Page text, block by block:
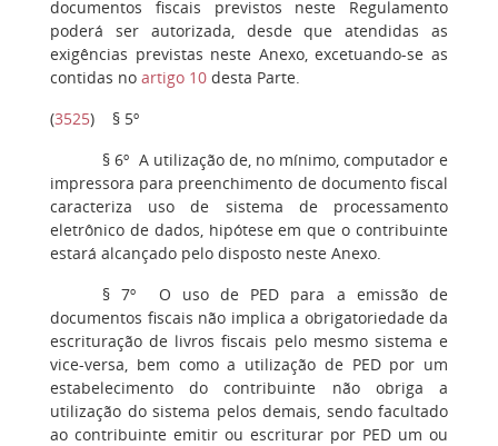
documentos fiscais previstos neste Regulamento
poderá ser autorizada, desde que atendidas as
exigências previstas neste Anexo, excetuando-se as
contidas no artigo 10 desta Parte.
(3525) § 5º
§ 6º A utilização de, no mínimo, computador e
impressora para preenchimento de documento fiscal
caracteriza uso de sistema de processamento
eletrônico de dados, hipótese em que o contribuinte
estará alcançado pelo disposto neste Anexo.
§ 7º
O uso de PED para a emissão de
documentos fiscais não implica a obrigatoriedade da
escrituração de livros fiscais pelo mesmo sistema e
vice-versa, bem como a utilização de PED por um
estabelecimento do contribuinte não obriga a
utilização do sistema pelos demais, sendo facultado
ao contribuinte emitir ou escriturar por PED um ou